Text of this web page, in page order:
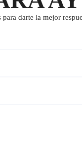
darte la mejor